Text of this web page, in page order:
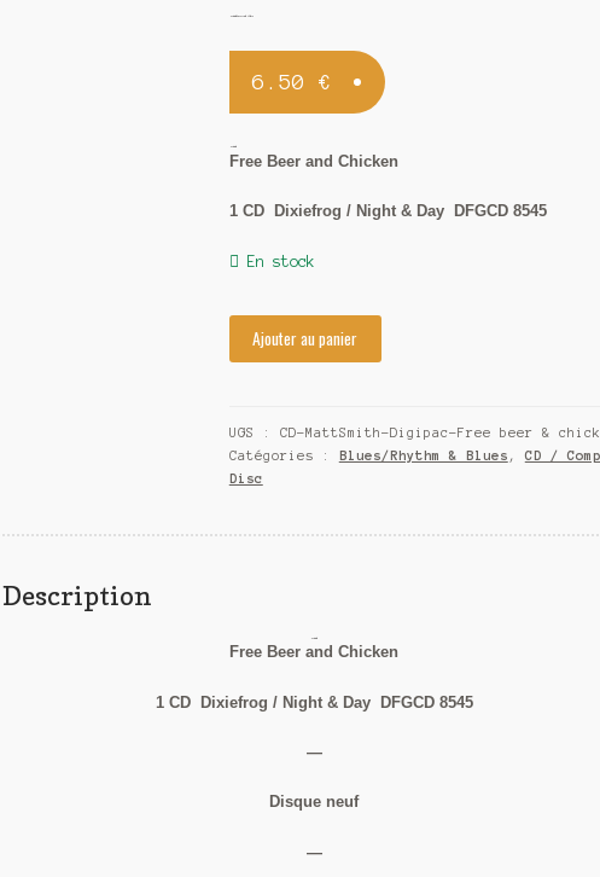
6.50€
Free Beer and Chicken
1 CD Dixiefrog / Night & Day DFGCD 8545
En stock
Ajouter au panier
UGS : CD-MattSmith-Digipac-Free beer &
Catégories : Blues/Rhythm & Blues , CD /
Disc
Description
Free Beer and Chicken
1 CD Dixiefrog / Night & Day DFGCD 8545
—
Disque neuf
—